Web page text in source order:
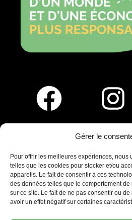
Gérer le
Pour offrir les meilleures expériences, nous
telles que les cookies pour stocker et/ou
appareils. Le fait de consentir à ces
des données telles que le comportement
sur ce site. Le fait de ne pas consentir ou
avoir un effet négatif sur certaines
Saint-Germain-En-Laye
Ligne R2-Nord
Tramway T13
20mins à pied du RER A